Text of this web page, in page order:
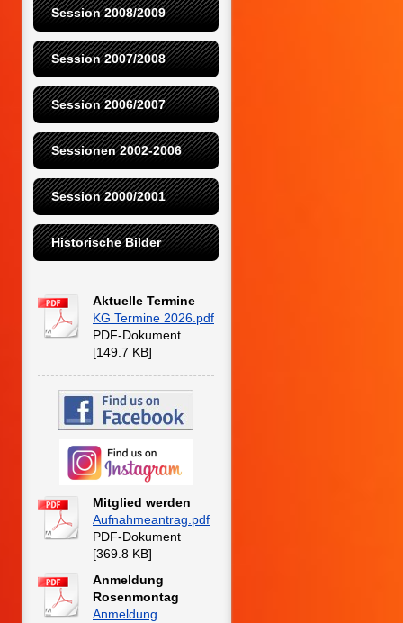
Session 2008/2009
Session 2007/2008
Session 2006/2007
Sessionen 2002-2006
Session 2000/2001
Historische Bilder
Aktuelle Termine
KG Termine 2026.pdf
PDF-Dokument
[149.7 KB]
Mitglied werden
Aufnahmeantrag.pdf
PDF-Dokument
[369.8 KB]
Anmeldung
Rosenmontag
Anmeldung